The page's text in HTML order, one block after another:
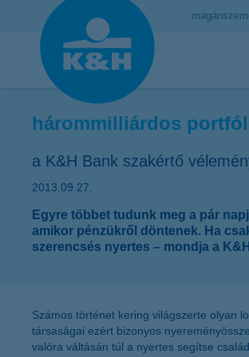
hárommilliárdos
a K&H Bank szakértő
2013.09.27.
Egyre többet tudunk meg a pár
amikor pénzükről döntenek. Ha
szerencsés nyertes – mondja a
Számos történet kering világszerte olyan
társaságai ezért bizonyos
valóra váltásán túl a nyertes segítse